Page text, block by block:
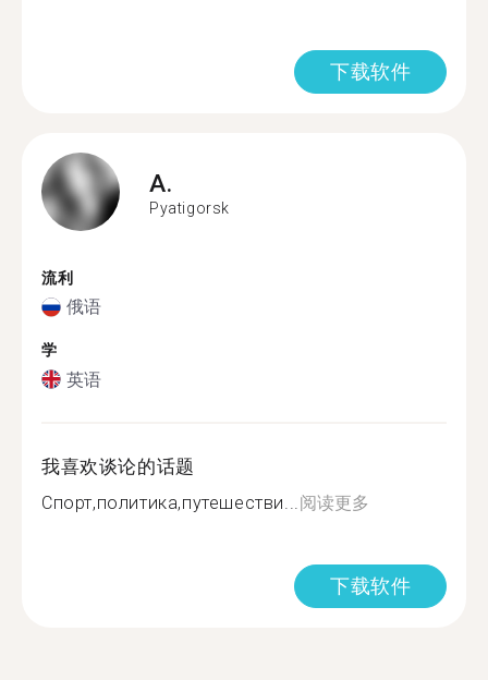
下载软件
A.
Pyatigorsk
流利
俄语
学
英语
我喜欢谈论的话题
Спорт,политика,путешестви... 阅读更多
下载软件